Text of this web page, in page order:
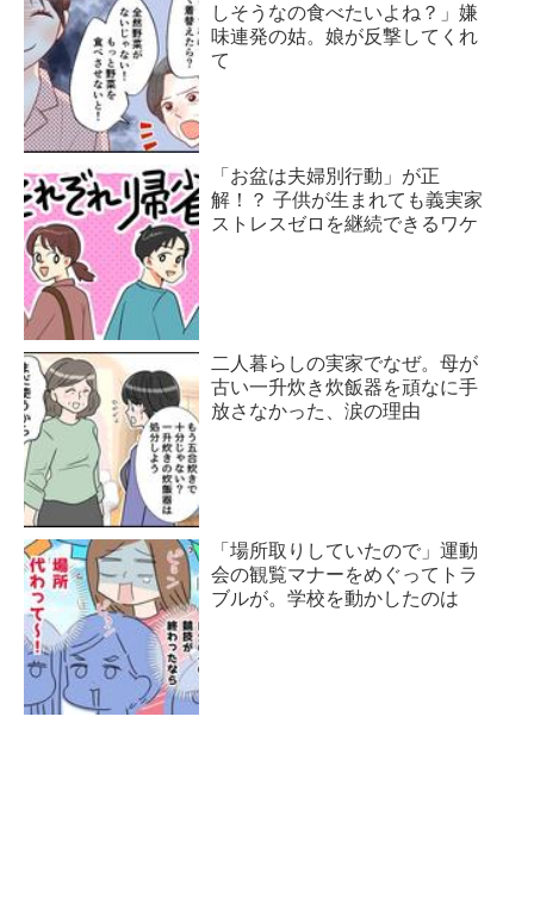
しそうなの食べたいよね？」嫌
味連発の姑。娘が反撃してくれ
て
「お盆は夫婦別行動」が正
解！？ 子供が生まれても義実家
ストレスゼロを継続できるワケ
二人暮らしの実家でなぜ。母が
古い一升炊き炊飯器を頑なに手
放さなかった、涙の理由
「場所取りしていたので」運動
会の観覧マナーをめぐってトラ
ブルが。学校を動かしたのは